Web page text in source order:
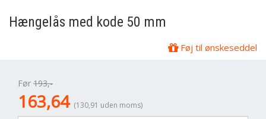
Hængelås med kode 50 mm
Føj til ønskeseddel
Før 193,-
163,64 (130,91 uden moms)